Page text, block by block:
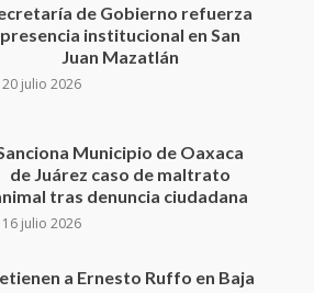
Municipio de Oaxaca
de Juárez caso de maltrato
animal tras denuncia ciudadana
16 julio 2026
FGR lo investiga por
presuntos delitos de
delincuencia organizada y
contrabando